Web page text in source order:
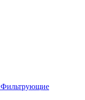
Фильтрующие